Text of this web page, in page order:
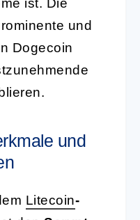
ist. Die
und
Dogecoin
und
Litecoin-